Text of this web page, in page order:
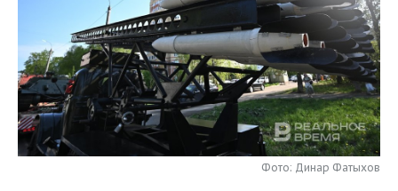
ИНВЕСТИЦИИ
НЕФТЕХИМИЯ
НЕФТЬ
ОПК
ЭНЕРГЕТИКА
НОВОСТИ БИЗНЕСА
РОЗНИЧНАЯ ТОРГОВЛЯ
ТРАНСПОРТ
УСЛУГИ
ТЕХНОЛОГИИ
НОВОСТИ ТЕХНОЛОГИЙ
IT
МЕДИА
МЕРОПРИЯТИЯ
НОВОСТИ МЕРОПРИЯТИЙ
ВЫЕЗДНАЯ РЕДАКЦИЯ
СПОРТ
НОВОСТИ СПОРТА
ОБЩЕСТВО
Фото: Динар Фатыхов